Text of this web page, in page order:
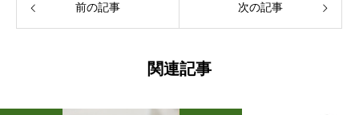
前の記事 次の記事
関連記事